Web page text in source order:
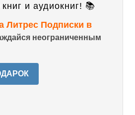
и аудиокниг! 📚
Литрес Подписки в
неограниченным